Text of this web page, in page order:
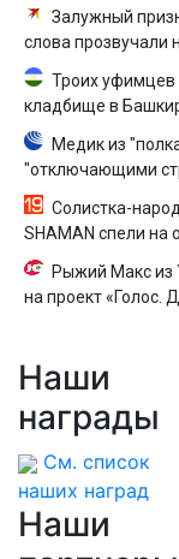
Залужный
слова прозвучали
Троих уфимцев
кладбище в
Медик из
"отключающими
Солистка-
SHAMAN спели на
Рыжий Макс из
на проект «Голос.
Наши
награды
См. список
наших наград
Наши